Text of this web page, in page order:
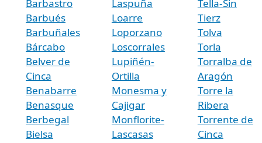
Barbastro
Barbués
Barbuñales
Bárcabo
Belver de
Cinca
Benabarre
Benasque
Berbegal
Bielsa
Laspuña
Loarre
Loporzano
Loscorrales
Lupiñén-
Ortilla
Monesma y
Cajigar
Monflorite-
Lascasas
Tella-Sin
Tierz
Tolva
Torla
Torralba de
Aragón
Torre la
Ribera
Torrente de
Cinca